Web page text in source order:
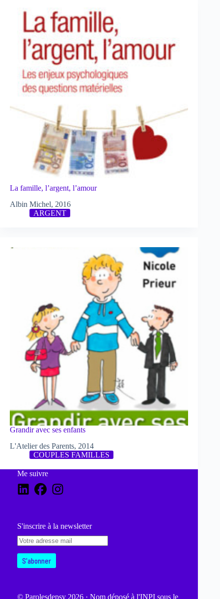
La famille, l’argent, l’amour
Albin Michel, 2016
ARGENT
Grandir avec ses enfants
L'Atelier des Parents, 2014
COUPLES FAMILLES
Me suivre
S'inscrire à la newsletter
© Parolesdepsy 2026 · Nom déposé à l'INPI sous le